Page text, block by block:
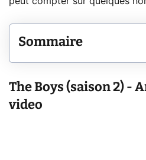
Sommaire
The Boys (saison 2) -
video